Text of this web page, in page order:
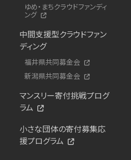
ゆめ・まちクラウドファンディ
ング
中間支援型クラウドファン
ディング
福井県共同募金会
新潟県共同募金会
マンスリー寄付挑戦プログ
ラム
小さな団体の寄付募集応
援プログラム